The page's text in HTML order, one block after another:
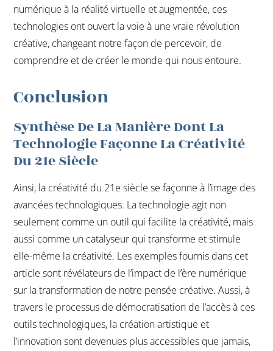
numérique à la réalité virtuelle et augmentée, ces
technologies ont ouvert la voie à une vraie révolution
créative, changeant notre façon de percevoir, de
comprendre et de créer le monde qui nous entoure.
Conclusion
Synthèse De La Manière Dont La
Technologie Façonne La Créativité
Du 21e Siècle
Ainsi, la créativité du 21e siècle se façonne à l’image des
avancées technologiques. La technologie agit non
seulement comme un outil qui facilite la créativité, mais
aussi comme un catalyseur qui transforme et stimule
elle-même la créativité. Les exemples fournis dans cet
article sont révélateurs de l’impact de l’ère numérique
sur la transformation de notre pensée créative. Aussi, à
travers le processus de démocratisation de l’accès à ces
outils technologiques, la création artistique et
l’innovation sont devenues plus accessibles que jamais,